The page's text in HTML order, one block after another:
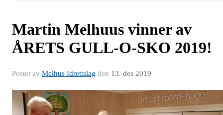
Martin Melhuus vinner av
ÅRETS GULL-O-SKO 2019!
Postet av Melhus Idrettslag den 13. des 2019